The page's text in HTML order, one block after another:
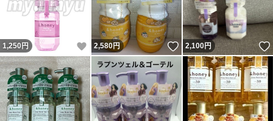
1,250 円 いいね！
2,580円 いいね！
2,100円